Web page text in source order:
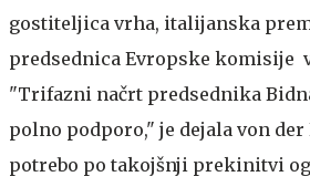
gostiteljica vrha, italijanska
predsednica Evropske komisije
"Trifazni načrt predsednika
polno podporo," je dejala von
potrebo po takojšnji prekinitvi